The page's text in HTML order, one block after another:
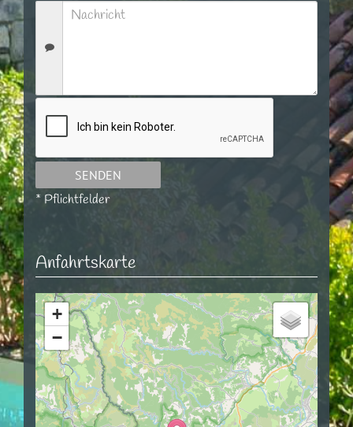
* Pflichtfelder
Anfahrtskarte
+
−